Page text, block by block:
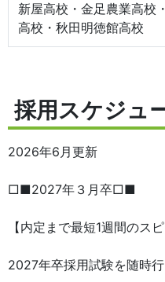
新屋高校・金足農業高校
高校・秋田明徳館高校
採用スケジュ
2026年6月更新
□■2027年３月卒□■
【内定まで最短1週間のス
2027年卒採用試験を随時行